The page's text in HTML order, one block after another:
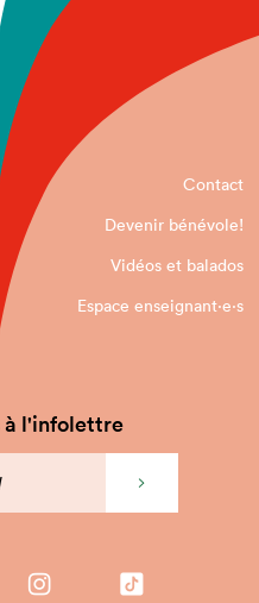
Contact
Devenir bénévole!
Vidéos et balados
Espace enseignant·e⋅s
à l'infolettre